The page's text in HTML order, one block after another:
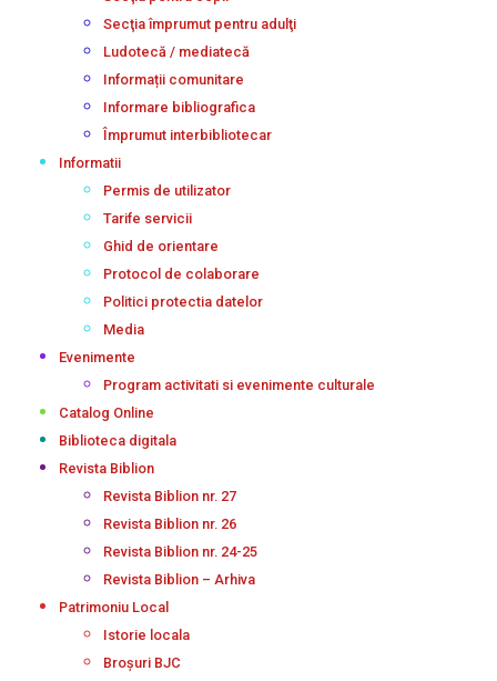
Secţia împrumut pentru adulţi
Ludotecă / mediatecă
Informații comunitare
Informare bibliografica
Împrumut interbibliotecar
Informatii
Permis de utilizator
Tarife servicii
Ghid de orientare
Protocol de colaborare
Politici protectia datelor
Media
Evenimente
Program activitati si evenimente culturale
Catalog Online
Biblioteca digitala
Revista Biblion
Revista Biblion nr. 27
Revista Biblion nr. 26
Revista Biblion nr. 24-25
Revista Biblion – Arhiva
Patrimoniu Local
Istorie locala
Broșuri BJC